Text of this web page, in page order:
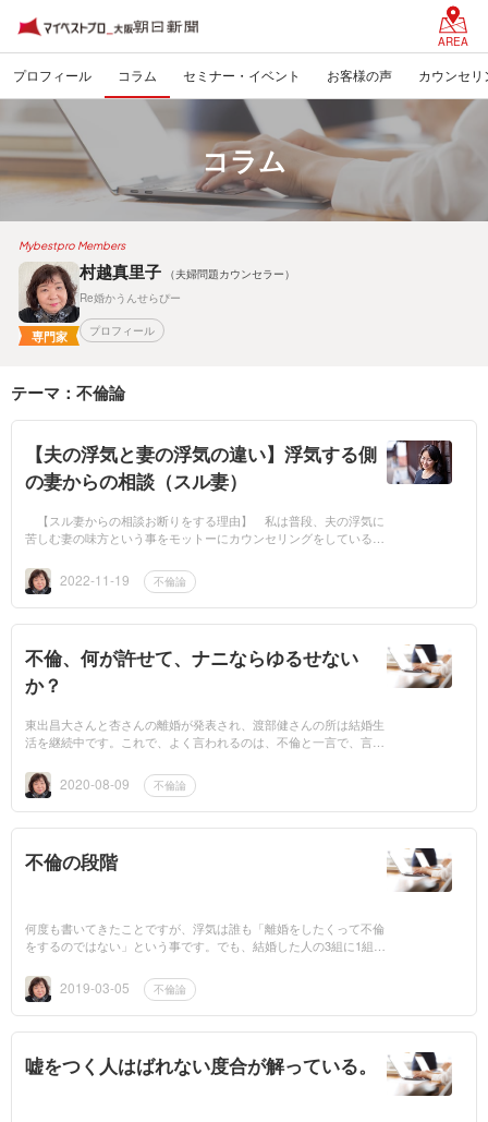
AREA
プロフィール コラム セミナー・イベント お客様の声 カウンセ
コラム
Mybestpro Members
専門家
村越真里子
（夫婦問題カウンセラー）
Re婚かうんせらぴー
プロフィール
テーマ：不倫論
【夫の浮気と妻の浮気の違い】浮気する側
の妻からの相談（スル妻）
【スル妻からの相談お断りをする理由】 私は普段、夫の浮気に
苦しむ妻の味方という事をモットーにカウンセリングをしているの
し、あまり何...
2022-11-19 不倫論
不倫、何が許せて、ナニならゆるせない
か？
東出昌大さんと杏さんの離婚が発表され、渡部健さんの所は結婚生
活を継続中です。これで、よく言われるのは、不倫と一言で、言っ
でも世間を二分...
2020-08-09 不倫論
不倫の段階
何度も書いてきたことですが、浮気は誰も「離婚をしたくって不倫
をするのではない」という事です。でも、結婚した人の3組に1組は
ないのに、それ...
2019-03-05 不倫論
嘘をつく人はばれない度合が解っている。